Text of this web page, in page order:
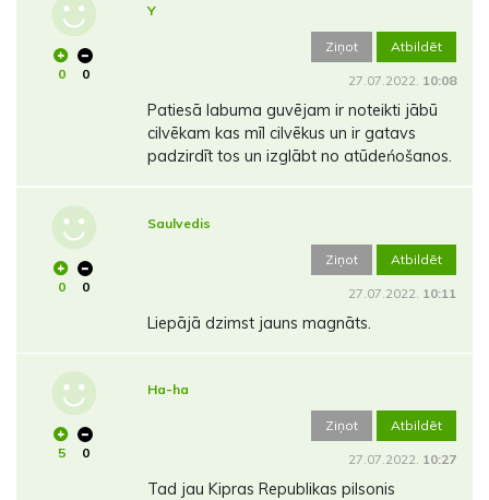
0 0
Y
Ziņot Atbildēt
27.07.2022. 10:08
Patiesā labuma guvējam ir noteikti jābū
cilvēkam kas mīl cilvēkus un ir gatavs
padzirdīt tos un izglābt no atūdeńošanos.
0 0
Saulvedis
Ziņot Atbildēt
27.07.2022. 10:11
Liepājā dzimst jauns magnāts.
5 0
Ha-ha
Ziņot Atbildēt
27.07.2022. 10:27
Tad jau Kipras Republikas pilsonis